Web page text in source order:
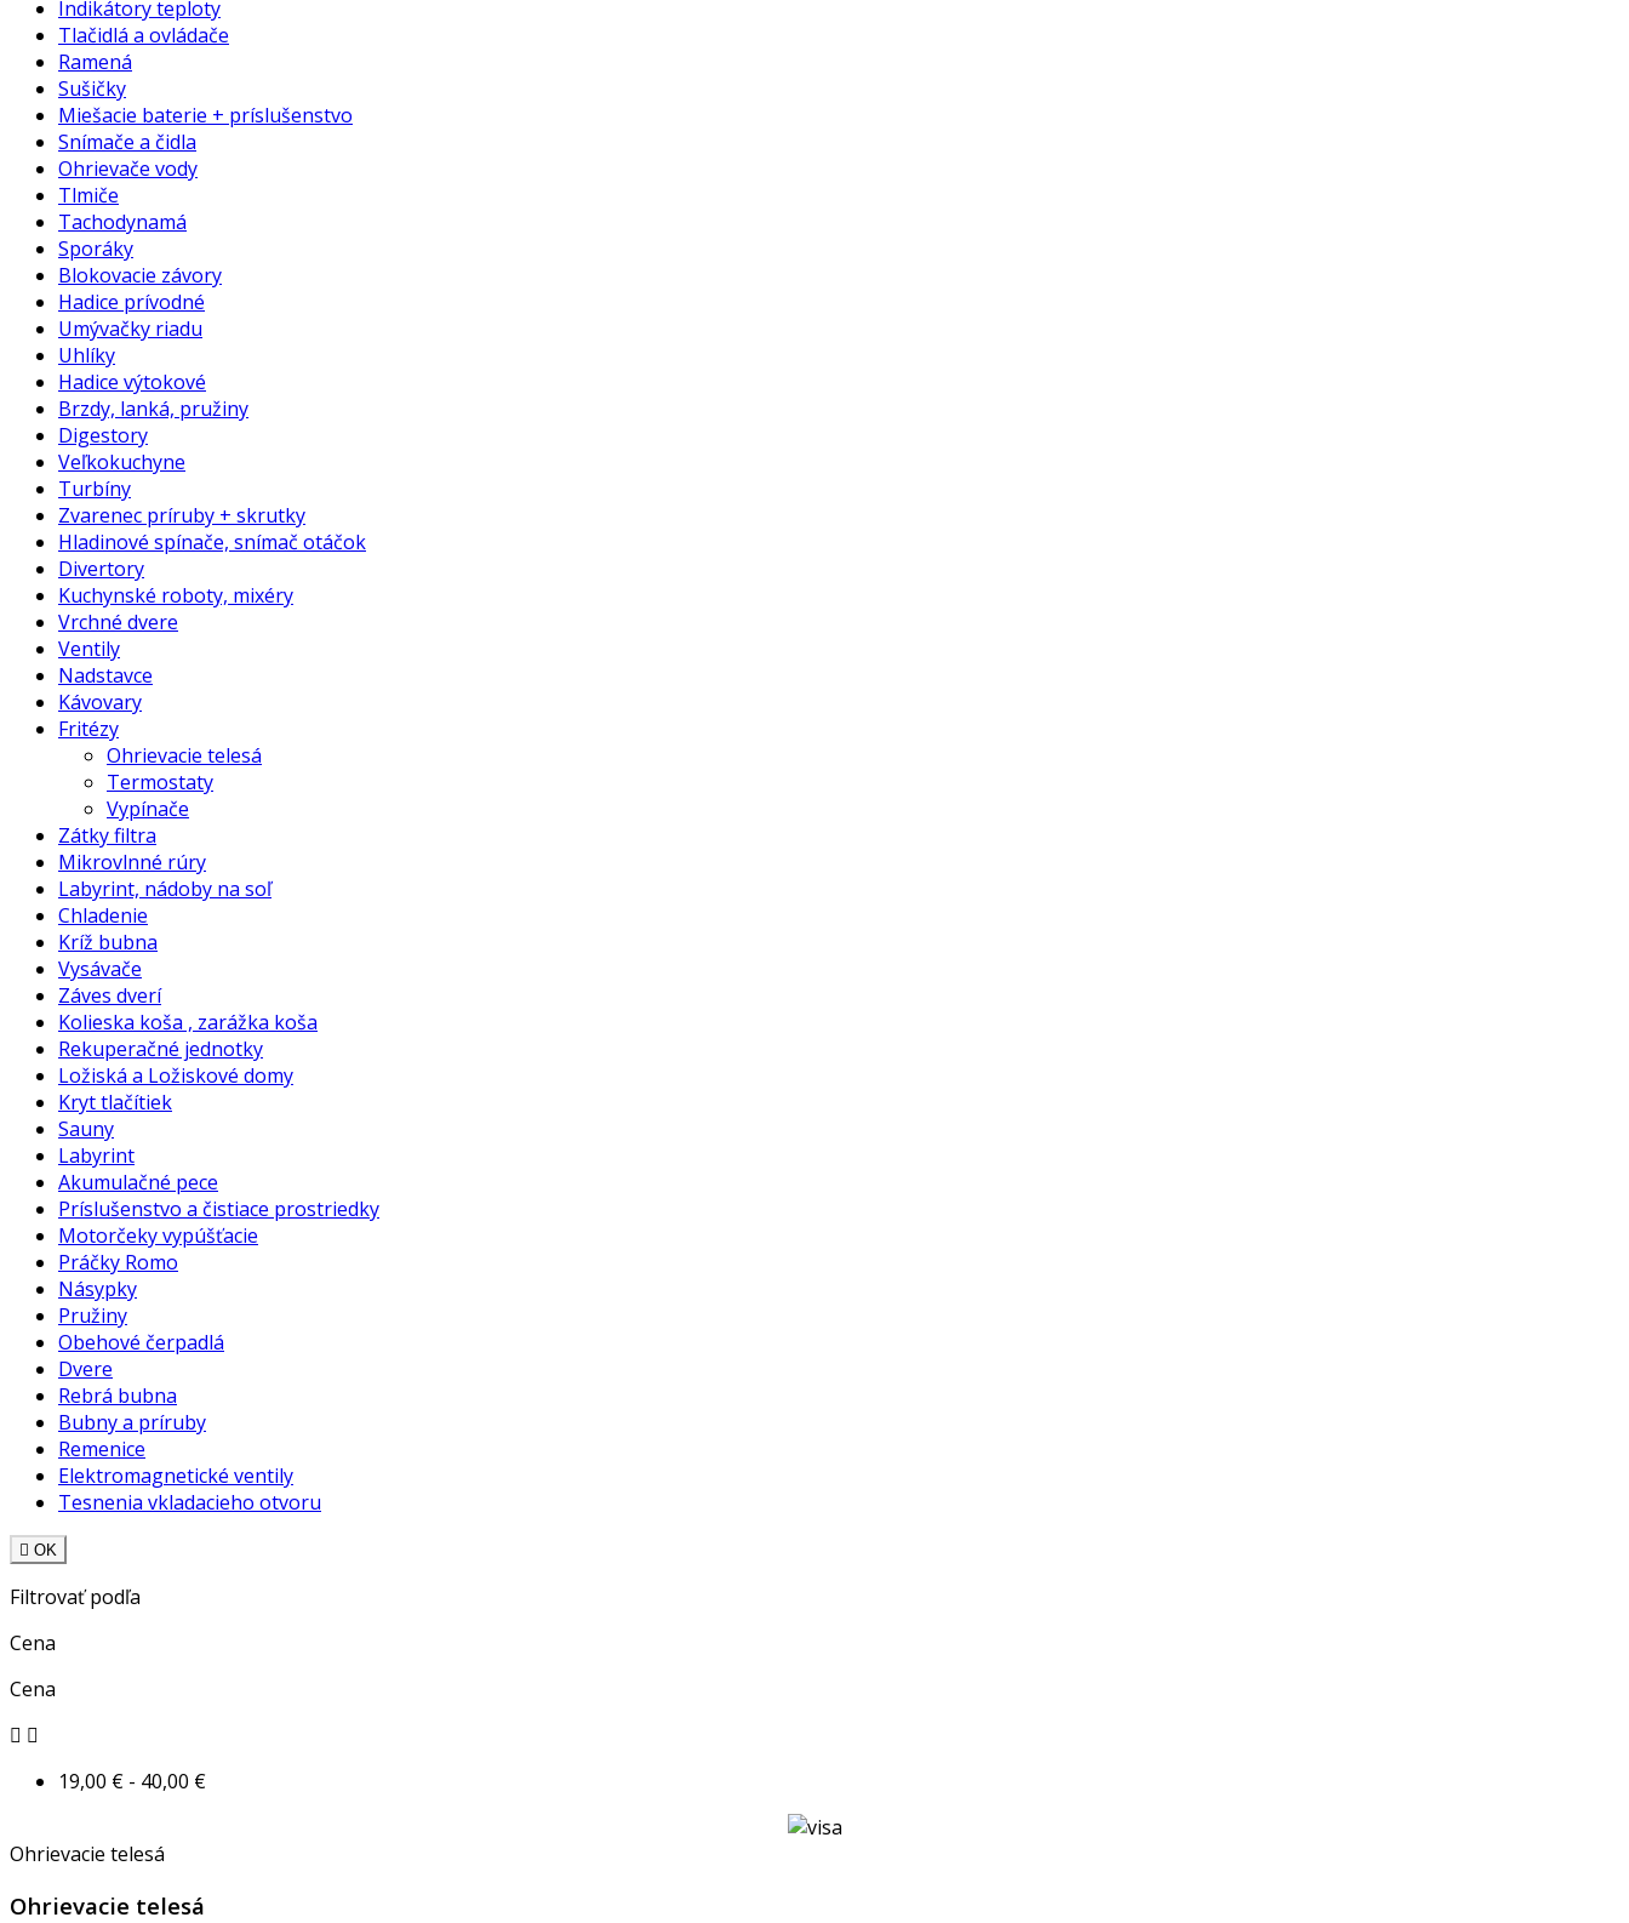
Indikátory teploty
Tlačidlá a ovládače
Ramená
Sušičky
Miešacie baterie + príslušenstvo
Snímače a čidla
Ohrievače vody
Tlmiče
Tachodynamá
Sporáky
Blokovacie závory
Hadice prívodné
Umývačky riadu
Uhlíky
Hadice výtokové
Brzdy, lanká, pružiny
Digestory
Veľkokuchyne
Turbíny
Zvarenec príruby + skrutky
Hladinové spínače, snímač otáčok
Divertory
Kuchynské roboty, mixéry
Vrchné dvere
Ventily
Nadstavce
Kávovary
Fritézy
Ohrievacie telesá
Termostaty
Vypínače
Zátky filtra
Mikrovlnné rúry
Labyrint, nádoby na soľ
Chladenie
Kríž bubna
Vysávače
Záves dverí
Kolieska koša , zarážka koša
Rekuperačné jednotky
Ložiská a Ložiskové domy
Kryt tlačítiek
Sauny
Labyrint
Akumulačné pece
Príslušenstvo a čistiace prostriedky
Motorčeky vypúšťacie
Práčky Romo
Násypky
Pružiny
Obehové čerpadlá
Dvere
Rebrá bubna
Bubny a príruby
Remenice
Elektromagnetické ventily
Tesnenia vkladacieho otvoru
 OK
Filtrovať podľa
Cena
Cena
 
19,00 € - 40,00 €
Ohrievacie telesá
Ohrievacie telesá